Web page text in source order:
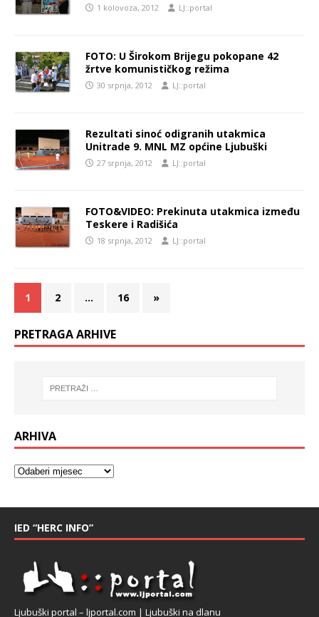
1 kolovoza, 2012 LJ::portal
FOTO: U Širokom Brijegu pokopane 42
žrtve komunističkog režima
30 srpnja, 2012 LJ::portal
Rezultati sinoć odigranih utakmica
Unitrade 9. MNL MZ općine Ljubuški
27 srpnja, 2012 LJ::portal
FOTO&VIDEO: Prekinuta utakmica između
Teskere i Radišića
18 srpnja, 2012 LJ::portal
1 2 … 16 »
PRETRAGA ARHIVE
ARHIVA
IED “HERC INFO”
Ljubuški portal – ljportal.com | Ljubuški na dlanu